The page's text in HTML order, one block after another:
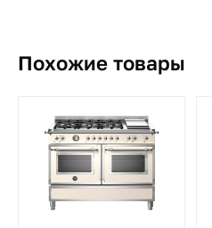
Похожие товары